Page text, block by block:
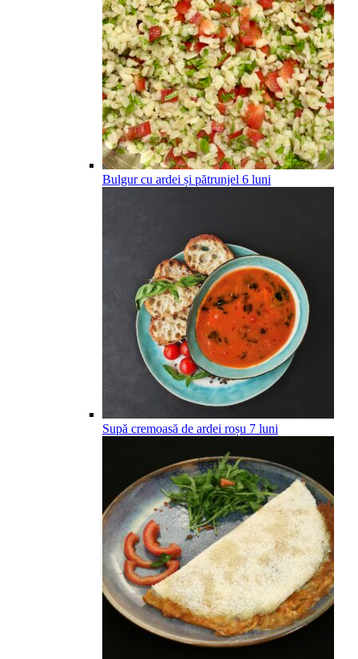
Bulgur cu ardei și pătrunjel 6 luni
Supă cremoasă de ardei roșu 7 luni